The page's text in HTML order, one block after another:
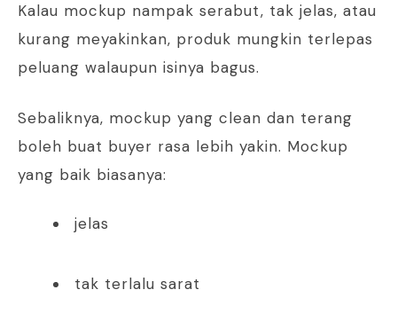
Kalau mockup nampak serabut, tak jelas, atau
kurang meyakinkan, produk mungkin terlepas
peluang walaupun isinya bagus.
Sebaliknya, mockup yang clean dan terang
boleh buat buyer rasa lebih yakin. Mockup
yang baik biasanya:
jelas
tak terlalu sarat